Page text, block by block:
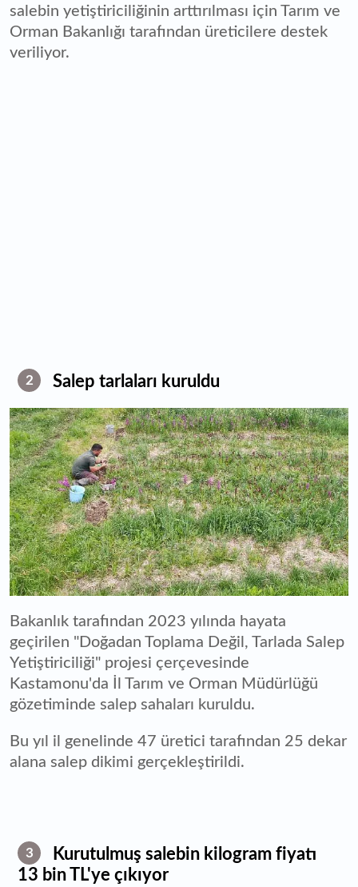
salebin yetiştiriciliğinin arttırılması için Tarım ve
Orman Bakanlığı tarafından üreticilere destek
veriliyor.
2 Salep tarlaları kuruldu
Bakanlık tarafından 2023 yılında hayata
geçirilen "Doğadan Toplama Değil, Tarlada Salep
Yetiştiriciliği" projesi çerçevesinde
Kastamonu'da İl Tarım ve Orman Müdürlüğü
gözetiminde salep sahaları kuruldu.
Bu yıl il genelinde 47 üretici tarafından 25 dekar
alana salep dikimi gerçekleştirildi.
3
Kurutulmuş salebin kilogram fiyatı
13 bin TL'ye çıkıyor